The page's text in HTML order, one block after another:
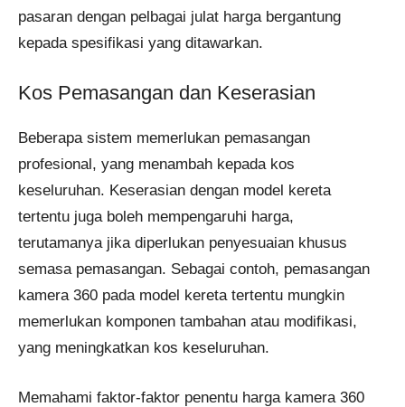
pasaran dengan pelbagai julat harga bergantung
kepada spesifikasi yang ditawarkan.
Kos Pemasangan dan Keserasian
Beberapa sistem memerlukan pemasangan
profesional, yang menambah kepada kos
keseluruhan. Keserasian dengan model kereta
tertentu juga boleh mempengaruhi harga,
terutamanya jika diperlukan penyesuaian khusus
semasa pemasangan. Sebagai contoh, pemasangan
kamera 360 pada model kereta tertentu mungkin
memerlukan komponen tambahan atau modifikasi,
yang meningkatkan kos keseluruhan.
Memahami faktor-faktor penentu harga kamera 360